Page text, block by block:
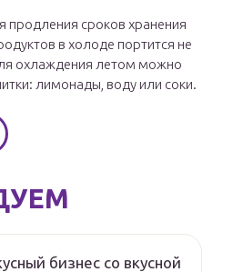
продления сроков хранения
в холоде портится не
охлаждения летом можно
лимонады, воду или соки.
бизнес со вкусной